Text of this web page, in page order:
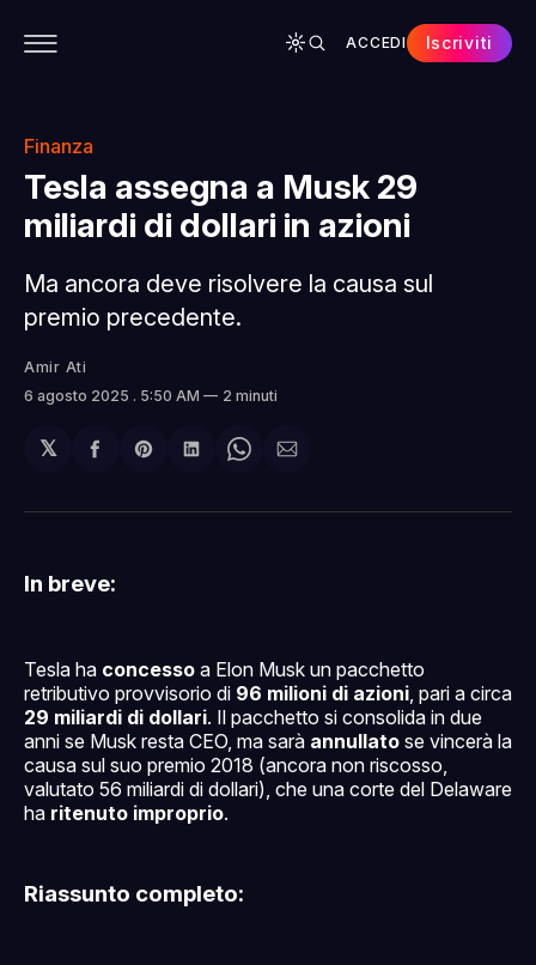
ACCEDI Iscriviti
Finanza
Tesla assegna a Musk 29
miliardi di dollari in azioni
Ma ancora deve risolvere la causa sul
premio precedente.
Amir Ati
6 agosto 2025 . 5:50 AM 2 minuti
𝕏
Condividi
Facebook
Share
Pinterest
Condividi
LinkedIn
Share
WhatsApp
Condividi
email
In breve:
Tesla ha concesso a Elon Musk un pacchetto
retributivo provvisorio di 96 milioni di azioni, pari a circa
29 miliardi di dollari. Il pacchetto si consolida in due
anni se Musk resta CEO, ma sarà annullato se vincerà la
causa sul suo premio 2018 (ancora non riscosso,
valutato 56 miliardi di dollari), che una corte del Delaware
ha ritenuto improprio.
Riassunto completo: